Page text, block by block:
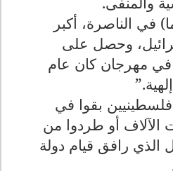
(58 عاما) في الناصرة، أكبر
وحصل على
في مهرجان كان عام
”.
بقوا في
الآلاف أو طردوا من
الذي رافق قيام دولة